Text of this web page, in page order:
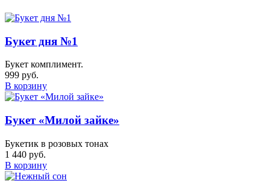
Букет дня №1
Букет комплимент.
999 руб.
В корзину
Букет «Милой зайке»
Букетик в розовых тонах
1 440 руб.
В корзину